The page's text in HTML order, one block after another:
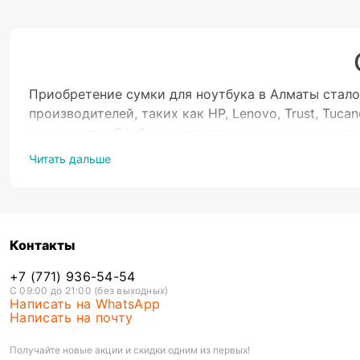
Приобретение сумки для ноутбука в Алматы
производителей, таких как HP, Lenovo, Trust,
надежность. Особенно популярны модели
Большинство сумок рассчитаны на ноутбуки с
кто ценит комфорт в перемещении.
Выбирая сумку для ноутбука, важно обратить
отделений, которые позволяют удобно
Designs, Portcase, Sumdex, и Weber, предлагает
вариантов, что делает покупку в Evrika
видом и функциональностью на долгие годы.
Читать дальше
Контакты
+7 (771) 936-54-54
С 09:00 до 21:00 (без выходных)
Написать на WhatsApp
Написать на почту
Получайте новые акции и скидки одним из первых!